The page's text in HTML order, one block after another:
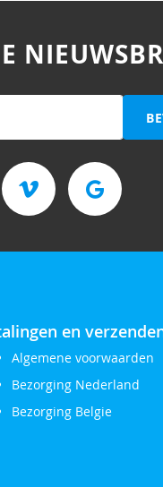
en
Algemene voorwaarden
Bezorging Nederland
Bezorging Belgie